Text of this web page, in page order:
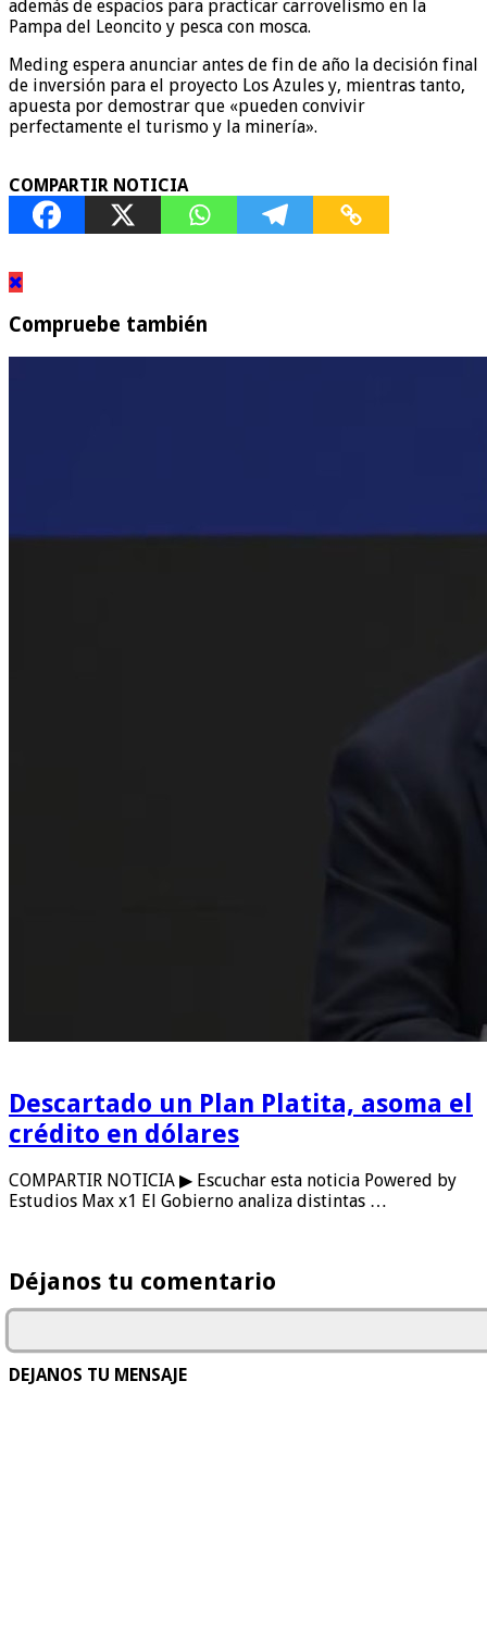
además de espacios para practicar carrovelismo en la
Pampa del Leoncito y pesca con mosca.
Meding espera anunciar antes de fin de año la decisión final
de inversión para el proyecto Los Azules y, mientras tanto,
apuesta por demostrar que «pueden convivir
perfectamente el turismo y la minería».
COMPARTIR NOTICIA
Compruebe también
Descartado un Plan Platita, asoma el
crédito en dólares
COMPARTIR NOTICIA ▶ Escuchar esta noticia Powered by
Estudios Max x1 El Gobierno analiza distintas …
Déjanos tu comentario
DEJANOS TU MENSAJE